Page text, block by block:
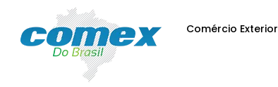
Comércio Exterior